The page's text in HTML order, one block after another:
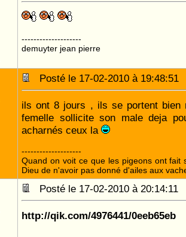
--------------------
demuyter jean pierre
Posté le 17-02-2010 à
ils ont 8 jours , ils se portent bien
femelle sollicite son male deja
acharnés ceux la
--------------------
Quand on voit ce que les pigeons ont fait
Dieu de n'avoir pas donné d'ailes aux
Posté le 17-02-2010 à
http://qik.com/4976441/0eeb65eb